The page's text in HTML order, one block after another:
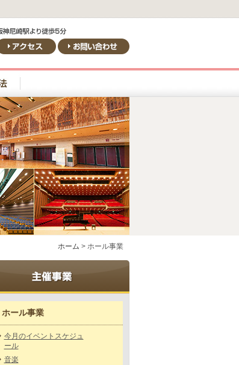
ホーム > ホール事業
ホール事業
今月のイベントスケジュ
ール
音楽